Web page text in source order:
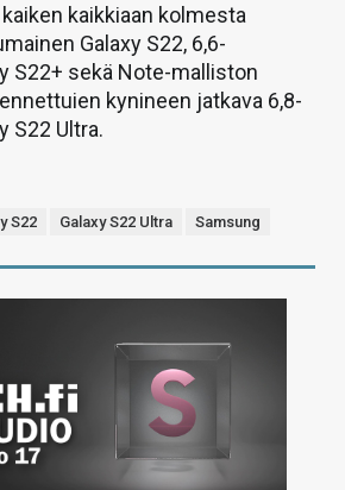
kaikkiaan kolmesta
Galaxy S22, 6,6-
S22+ sekä Note-malliston
kynineen jatkava 6,8-
S22 Ultra.
S22 Galaxy S22 Ultra Samsung